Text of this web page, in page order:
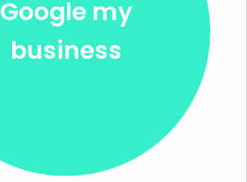
Google my
business